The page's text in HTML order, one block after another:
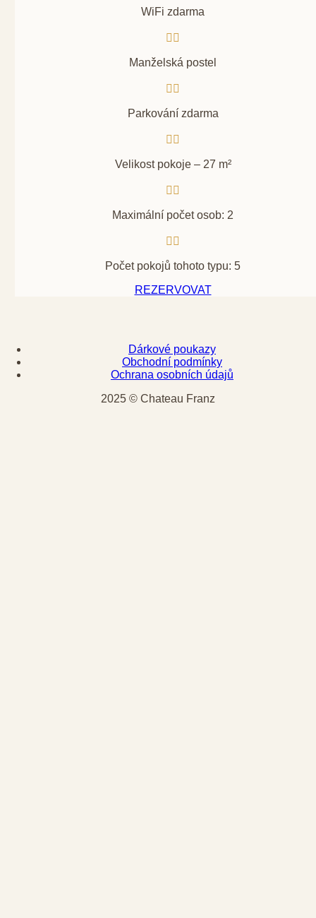
WiFi zdarma
 
Manželská postel
 
Parkování zdarma
 
Velikost pokoje – 27 m²
 
Maximální počet osob: 2
 
Počet pokojů tohoto typu: 5
REZERVOVAT
Dárkové poukazy
Obchodní podmínky
Ochrana osobních údajů
2025 © Chateau Franz